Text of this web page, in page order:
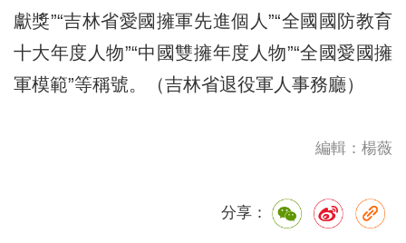
獻獎”“吉林省愛國擁軍先進個人”“全國國防教育
十大年度人物”“中國雙擁年度人物”“全國愛國擁
軍模範”等稱號。（吉林省退役軍人事務廳）
編輯：楊薇
分享：